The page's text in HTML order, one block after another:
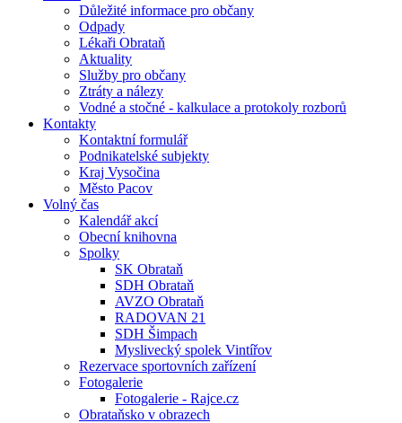
Důležité informace pro občany
Odpady
Lékaři Obrataň
Aktuality
Služby pro občany
Ztráty a nálezy
Vodné a stočné - kalkulace a protokoly rozborů
Kontakty
Kontaktní formulář
Podnikatelské subjekty
Kraj Vysočina
Město Pacov
Volný čas
Kalendář akcí
Obecní knihovna
Spolky
SK Obrataň
SDH Obrataň
AVZO Obrataň
RADOVAN 21
SDH Šimpach
Myslivecký spolek Vintířov
Rezervace sportovních zařízení
Fotogalerie
Fotogalerie - Rajce.cz
Obrataňsko v obrazech